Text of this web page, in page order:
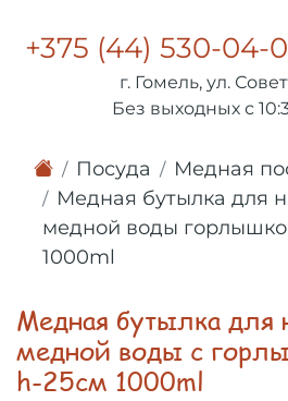
+375 (44) 530-04-
г. Гомель, ул.
Без выходных с
Посуда
Медная
Медная бутылка для
медной воды
1000ml
Медная бутылка для
медной воды с
h-25см 1000ml